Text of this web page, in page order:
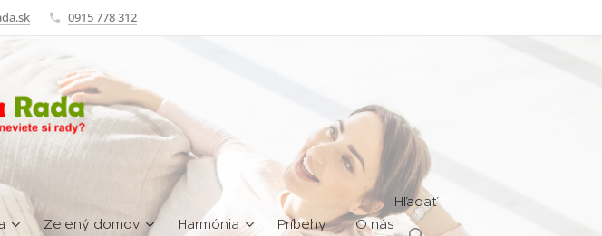
0915 778 312
Zelený domov Harmónia Príbehy O nás
Hľadať